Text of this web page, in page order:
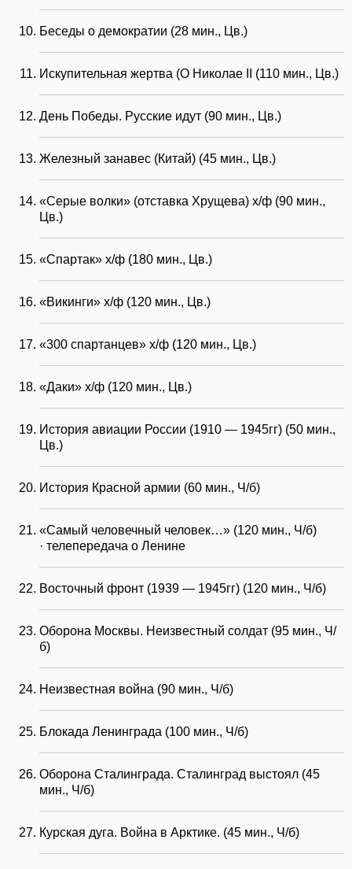
Беседы о демократии (28 мин., Цв.)
Искупительная жертва (О Николае II (110 мин., Цв.)
День Победы. Русские идут (90 мин., Цв.)
Железный занавес (Китай) (45 мин., Цв.)
«Серые волки» (отставка Хрущева) х/ф (90 мин.,
Цв.)
«Спартак» х/ф (180 мин., Цв.)
«Викинги» х/ф (120 мин., Цв.)
«300 спартанцев» х/ф (120 мин., Цв.)
«Даки» х/ф (120 мин., Цв.)
История авиации России (1910 — 1945гг) (50 мин.,
Цв.)
История Красной армии (60 мин., Ч/б)
«Самый человечный человек…» (120 мин., Ч/б)
· телепередача о Ленине
Восточный фронт (1939 — 1945гг) (120 мин., Ч/б)
Оборона Москвы. Неизвестный солдат (95 мин., Ч/
б)
Неизвестная война (90 мин., Ч/б)
Блокада Ленинграда (100 мин., Ч/б)
Оборона Сталинграда. Сталинград выстоял (45
мин., Ч/б)
Курская дуга. Война в Арктике. (45 мин., Ч/б)